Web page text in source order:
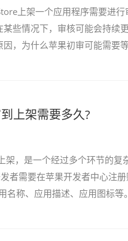
上架一个应用程序需要进
某些情况下，审核可能会持续
因，为什么苹果初审可能需要
上架需要多久?
架，是一个经过多个环节的复
者需要在苹果开发者中心注
名称、应用描述、应用图标